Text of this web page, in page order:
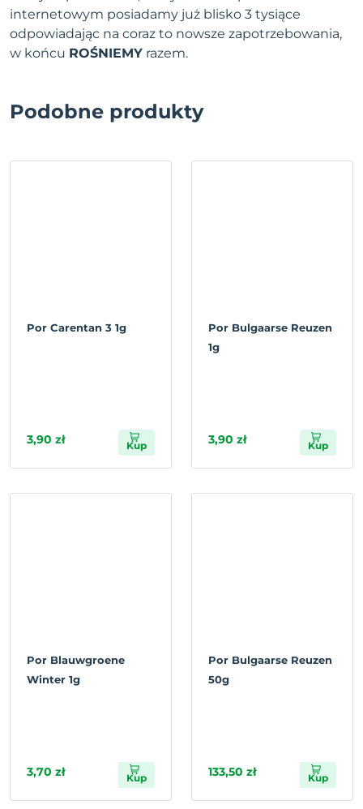
internetowym posiadamy już blisko 3 tysiące
odpowiadając na coraz to nowsze zapotrzebowania,
w końcu ROŚNIEMY razem.
Podobne produkty
Por Carentan 3 1g
3,90 zł Kup
Por Bulgaarse Reuzen
1g
3,90 zł Kup
Por Blauwgroene
Winter 1g
3,70 zł Kup
Por Bulgaarse Reuzen
50g
133,50 zł Kup